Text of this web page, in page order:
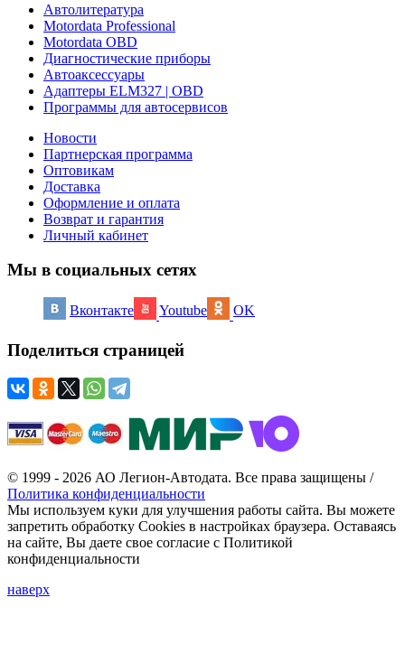
Автолитература
Motordata Professional
Motordata OBD
Диагностические приборы
Автоаксессуары
Адаптеры ELM327 | OBD
Программы для автосервисов
Новости
Партнерская программа
Оптовикам
Доставка
Оформление и оплата
Возврат и гарантия
Личный кабинет
Мы в социальных сетях
Вконтакте Youtube OK
Поделиться страницей
© 1999 - 2026 АО Легион-Автодата. Все права защищены /
Политика конфиденциальности
Мы используем куки для улучшения работы сайта. Вы можете
запретить обработку Cookies в настройках браузера. Оставаясь
на сайте, Вы даете свое согласие с Политикой
конфиденциальности
наверх